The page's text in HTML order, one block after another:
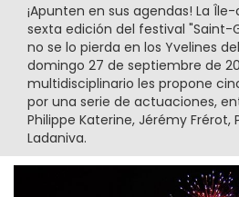
¡Apunten en sus agendas! La
sexta edición del festival "Saint-
no se lo pierda en los Yvelines
domingo 27 de septiembre de
multidisciplinario les propone
por una serie de actuaciones,
Philippe Katerine, Jérémy Frérot,
Ladaniva.